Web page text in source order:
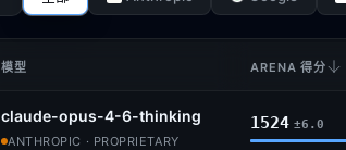
模型 ARENA 得分
claude-opus-4-6-thinking
ANTHROPIC · PROPRIETARY
1524 ±6.0